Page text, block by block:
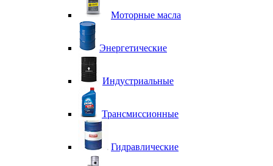
Моторные масла
Энергетические
Индустриальные
Трансмиссионные
Гидравлические